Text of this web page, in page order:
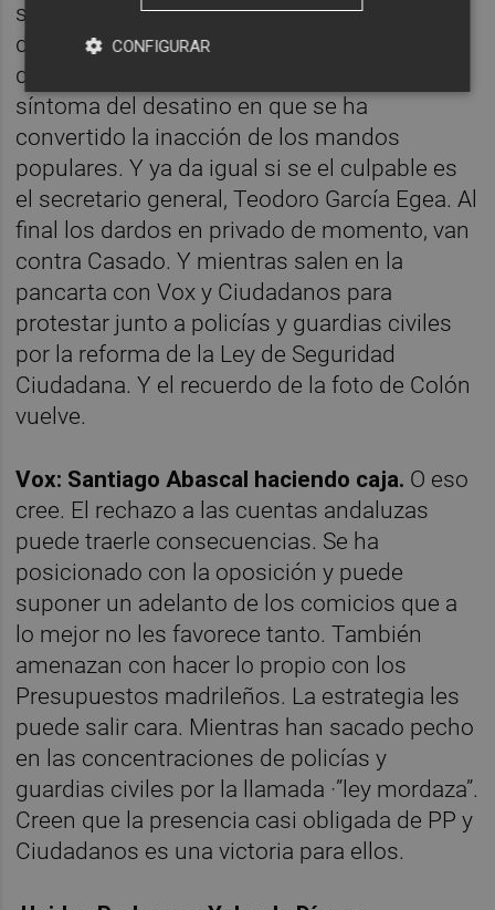
solo y cuando quiera, que nadie le tiene que
decir desde fuera lo que tiene que hacer, lo
del talent de megalómanos, es todo un
síntoma del desatino en que se ha
convertido la inacción de los mandos
populares. Y ya da igual si se el culpable es
el secretario general, Teodoro García Egea. Al
final los dardos en privado de momento, van
contra Casado. Y mientras salen en la
pancarta con Vox y Ciudadanos para
protestar junto a policías y guardias civiles
por la reforma de la Ley de Seguridad
Ciudadana. Y el recuerdo de la foto de Colón
vuelve.
Vox: Santiago Abascal haciendo caja. O eso
cree. El rechazo a las cuentas andaluzas
puede traerle consecuencias. Se ha
posicionado con la oposición y puede
suponer un adelanto de los comicios que a
lo mejor no les favorece tanto. También
amenazan con hacer lo propio con los
Presupuestos madrileños. La estrategia les
puede salir cara. Mientras han sacado pecho
en las concentraciones de policías y
guardias civiles por la llamada ·”ley mordaza”.
Creen que la presencia casi obligada de PP y
Ciudadanos es una victoria para ellos.
CONFIGURAR